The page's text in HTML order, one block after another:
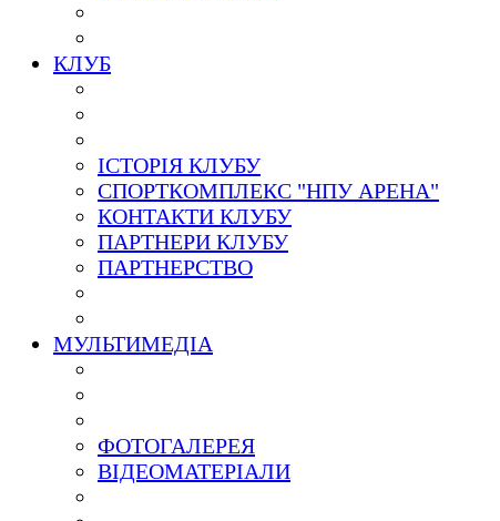
КЛУБ
ІСТОРІЯ КЛУБУ
СПОРТКОМПЛЕКС "НПУ АРЕНА"
КОНТАКТИ КЛУБУ
ПАРТНЕРИ КЛУБУ
ПАРТНЕРСТВО
МУЛЬТИМЕДІА
ФОТОГАЛЕРЕЯ
ВІДЕОМАТЕРІАЛИ